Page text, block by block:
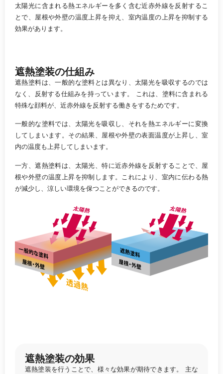
太陽光に含まれる熱エネルギーを多く含む近赤外線を反射するこ
とで、屋根や外壁の温度上昇を抑え、室内温度の上昇を抑制する
効果があります。
遮熱塗装の仕組み
遮熱塗料は、一般的な塗料とは異なり、太陽光を吸収するのでは
なく、反射する仕組みを持っています。 これは、塗料に含まれる
特殊な顔料が、近赤外線を反射する働きをするためです。
一般的な塗料では、太陽光を吸収し、それを熱エネルギーに変換
してしまいます。その結果、屋根や外壁の表面温度が上昇し、室
内の温度も上昇してしまいます。
一方、遮熱塗料は、太陽光、特に近赤外線を反射することで、屋
根や外壁の温度上昇を抑制します。これにより、室内に伝わる熱
が減少し、涼しい環境を保つことができるのです。
遮熱塗装の効果
遮熱塗装を行うことで、様々な効果が期待できます。 主な